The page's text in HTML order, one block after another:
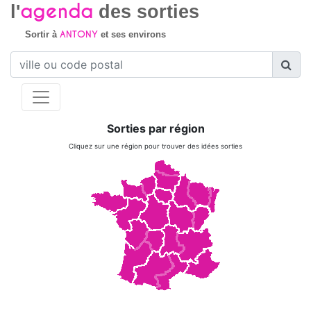
l'agenda des sorties
Sortir à ANTONYet ses environs
Sorties par région
Cliquez sur une région pour trouver des idées sorties